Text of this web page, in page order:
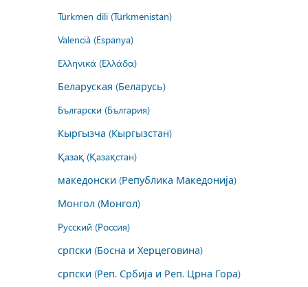
Türkmen dili (Türkmenistan)
Valencià (Espanya)
Ελληνικά (Ελλάδα)
Беларуская (Беларусь)
Български (България)
Кыргызча (Кыргызстан)
Қазақ (Қазақстан)
македонски (Република Македонија)
Монгол (Монгол)
Русский (Россия)
српски (Босна и Херцеговина)
српски (Реп. Србија и Реп. Црна Гора)